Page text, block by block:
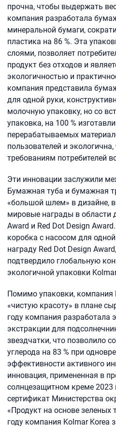
прочна, чтобы выдержать
компания разработала
минеральной бумаги,
пластика на 86 %. Эта
слоями, позволяет
продукт без отходов и
экологичностью и
компания представила
для одной руки,
молочную упаковку, но со
упаковка, на 100 %
перерабатываемых
пользователей и экологична,
требованиям потребителей
Эти инновации заслужили
Бумажная туба и бумажная
«большой шлем» в дизайне,
мировые награды в области
Award и Red Dot Design
коробка с насосом для
награду Red Dot Design
подтвердило глобальную
экологичной упаковки
Помимо упаковки, компания
«чистую красоту» в плане
году компания разработала
экстракции для
звездчатки, что позволило
углерода на 83 % при
эффективности активного
инновация, примененная в
солнцезащитном креме 2023
сертификат Министерства
«Продукт на основе зеленых
году компания Kolmar Korea